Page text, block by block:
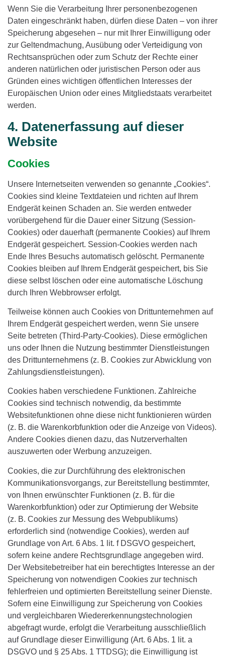
Wenn Sie die Verarbeitung Ihrer personenbezogenen
Daten eingeschränkt haben, dürfen diese Daten – von ihrer
Speicherung abgesehen – nur mit Ihrer Einwilligung oder
zur Geltendmachung, Ausübung oder Verteidigung von
Rechtsansprüchen oder zum Schutz der Rechte einer
anderen natürlichen oder juristischen Person oder aus
Gründen eines wichtigen öffentlichen Interesses der
Europäischen Union oder eines Mitgliedstaats verarbeitet
werden.
4. Datenerfassung auf dieser
Website
Cookies
Unsere Internetseiten verwenden so genannte „Cookies“.
Cookies sind kleine Textdateien und richten auf Ihrem
Endgerät keinen Schaden an. Sie werden entweder
vorübergehend für die Dauer einer Sitzung (Session-
Cookies) oder dauerhaft (permanente Cookies) auf Ihrem
Endgerät gespeichert. Session-Cookies werden nach
Ende Ihres Besuchs automatisch gelöscht. Permanente
Cookies bleiben auf Ihrem Endgerät gespeichert, bis Sie
diese selbst löschen oder eine automatische Löschung
durch Ihren Webbrowser erfolgt.
Teilweise können auch Cookies von Drittunternehmen auf
Ihrem Endgerät gespeichert werden, wenn Sie unsere
Seite betreten (Third-Party-Cookies). Diese ermöglichen
uns oder Ihnen die Nutzung bestimmter Dienstleistungen
des Drittunternehmens (z. B. Cookies zur Abwicklung von
Zahlungsdienstleistungen).
Cookies haben verschiedene Funktionen. Zahlreiche
Cookies sind technisch notwendig, da bestimmte
Websitefunktionen ohne diese nicht funktionieren würden
(z. B. die Warenkorbfunktion oder die Anzeige von Videos).
Andere Cookies dienen dazu, das Nutzerverhalten
auszuwerten oder Werbung anzuzeigen.
Cookies, die zur Durchführung des elektronischen
Kommunikationsvorgangs, zur Bereitstellung bestimmter,
von Ihnen erwünschter Funktionen (z. B. für die
Warenkorbfunktion) oder zur Optimierung der Website
(z. B. Cookies zur Messung des Webpublikums)
erforderlich sind (notwendige Cookies), werden auf
Grundlage von Art. 6 Abs. 1 lit. f DSGVO gespeichert,
sofern keine andere Rechtsgrundlage angegeben wird.
Der Websitebetreiber hat ein berechtigtes Interesse an der
Speicherung von notwendigen Cookies zur technisch
fehlerfreien und optimierten Bereitstellung seiner Dienste.
Sofern eine Einwilligung zur Speicherung von Cookies
und vergleichbaren Wiedererkennungstechnologien
abgefragt wurde, erfolgt die Verarbeitung ausschließlich
auf Grundlage dieser Einwilligung (Art. 6 Abs. 1 lit. a
DSGVO und § 25 Abs. 1 TTDSG); die Einwilligung ist